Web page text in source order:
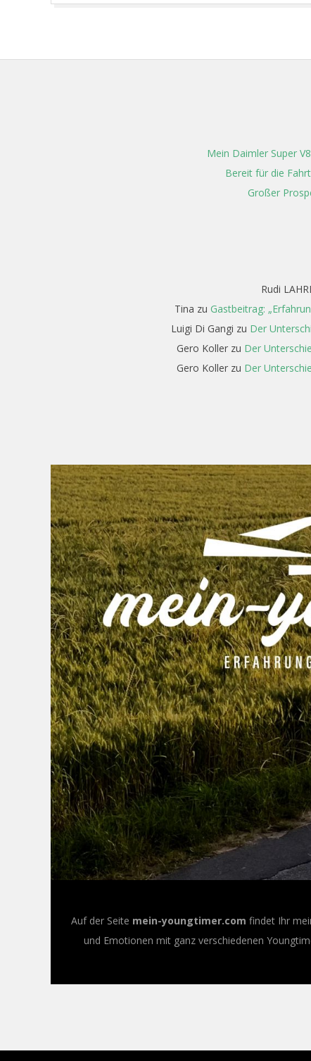
Mein Daimler Super
Bereit für die
Großer
Rudi
Tina zu Gastbeitrag:
Luigi Di Gangi zu Der
Gero Kollerzu Der
Gero Kollerzu Der
Auf der Seite mein-youngtimer.com findet Ihr
und Emotionen mit ganz verschiedenen